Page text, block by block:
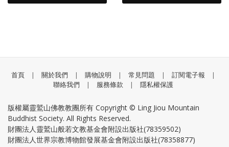
首頁 | 關於我們 | 購物說明 | 常見問題 | 訂閱電子報
|
聯絡我們
| 服務條款 | 隱私權保護
版權屬靈鷲山佛教教團所有 Copyright © Ling Jiou Mountain
Buddhist Society. All Rights Reserved.
財團法人靈鷲山般若文教基金會附設出版社(78359502)
財團法人世界宗教博物館發展基金會附設出版社(78358877)